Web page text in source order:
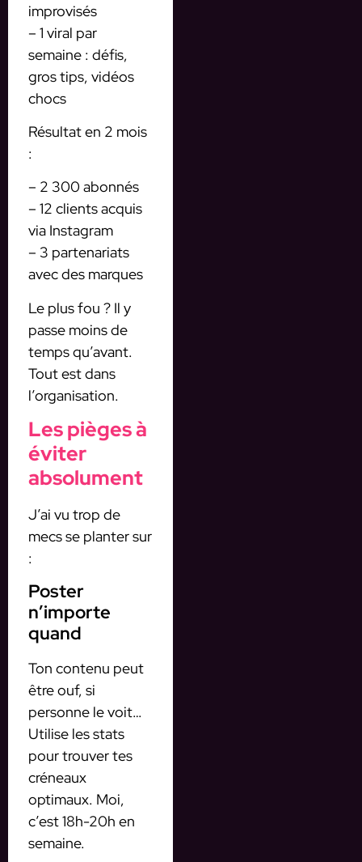
improvisés
– 1 viral par
semaine : défis,
gros tips, vidéos
chocs
Résultat en 2 mois
:
– 2 300 abonnés
– 12 clients acquis
via Instagram
– 3 partenariats
avec des marques
Le plus fou ? Il y
passe moins de
temps qu’avant.
Tout est dans
l’organisation.
Les pièges à
éviter
absolument
J’ai vu trop de
mecs se planter sur
:
Poster
n’importe
quand
Ton contenu peut
être ouf, si
personne le voit…
Utilise les stats
pour trouver tes
créneaux
optimaux. Moi,
c’est 18h-20h en
semaine.